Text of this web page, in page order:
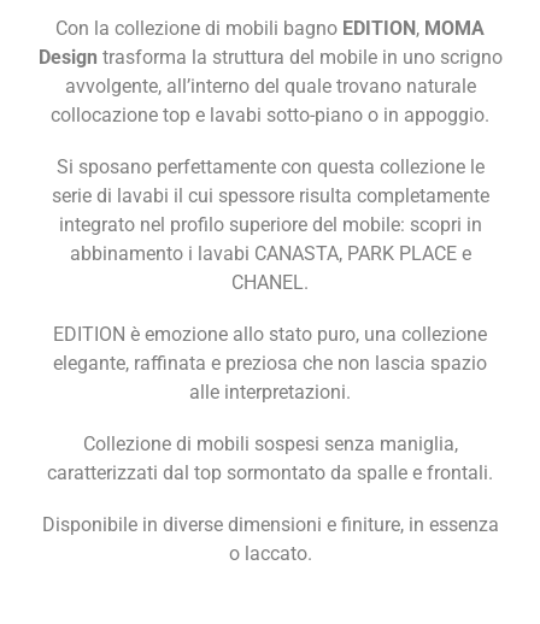
Con la collezione di mobili bagno EDITION, MOMA
Design trasforma la struttura del mobile in uno scrigno
avvolgente, all’interno del quale trovano naturale
collocazione top e lavabi sotto-piano o in appoggio.
Si sposano perfettamente con questa collezione le
serie di lavabi il cui spessore risulta completamente
integrato nel profilo superiore del mobile: scopri in
abbinamento i lavabi CANASTA, PARK PLACE e
CHANEL.
EDITION è emozione allo stato puro, una collezione
elegante, raffinata e preziosa che non lascia spazio
alle interpretazioni.
Collezione di mobili sospesi senza maniglia,
caratterizzati dal top sormontato da spalle e frontali.
Disponibile in diverse dimensioni e finiture, in essenza
o laccato.